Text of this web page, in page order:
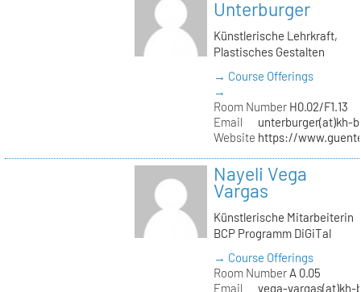
Unterburger
Künstlerische Lehrkraft,
Plastisches Gestalten
→ Course Offerings
→
Room NumberH0.02/F1.13
Email
unterburger(at)kh-
Website https://
Nayeli Vega
Vargas
Künstlerische Mitarbeiterin
BCP Programm DiGiTal
→ Course Offerings
Room NumberA 0.05
Email
vega-vargas(at)kh-